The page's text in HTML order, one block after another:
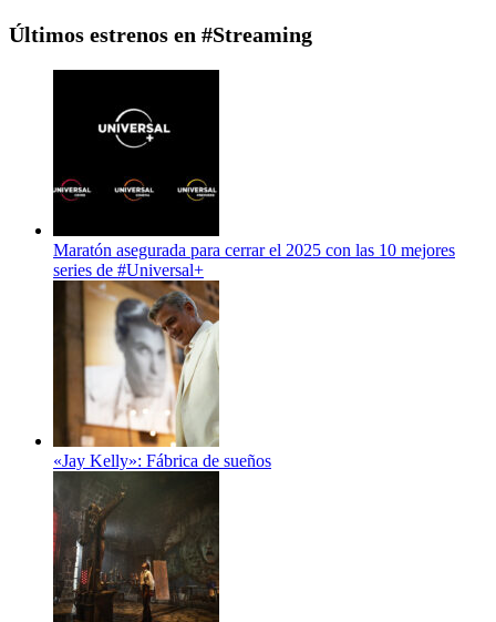
Últimos estrenos en #Streaming
Maratón asegurada para cerrar el 2025 con las 10 mejores
series de #Universal+
«Jay Kelly»: Fábrica de sueños